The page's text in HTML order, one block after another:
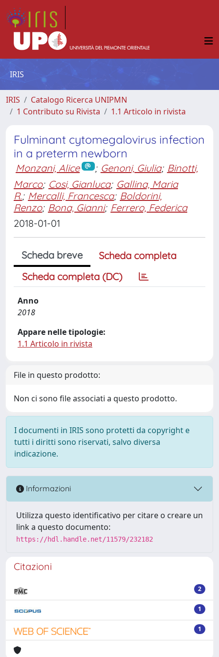
IRIS
IRIS
Catalogo Ricerca UNIPMN
1 Contributo su Rivista
1.1 Articolo in rivista
Fulminant cytomegalovirus infection
in a preterm newborn
Monzani, Alice ; Genoni, Giulia; Binotti,
Marco; Cosi, Gianluca; Gallina, Maria
R.; Mercalli, Francesca; Boldorini,
Renzo; Bona, Gianni; Ferrero, Federica
2018-01-01
Scheda breve
Scheda completa
Scheda completa (DC)
Anno
2018
Appare nelle tipologie:
1.1 Articolo in rivista
File in questo prodotto:
Non ci sono file associati a questo prodotto.
I documenti in IRIS sono protetti da copyright e
tutti i diritti sono riservati, salvo diversa
indicazione.
Informazioni
Utilizza questo identificativo per citare o creare un
link a questo documento:
https://hdl.handle.net/11579/232182
Citazioni
2
1
1